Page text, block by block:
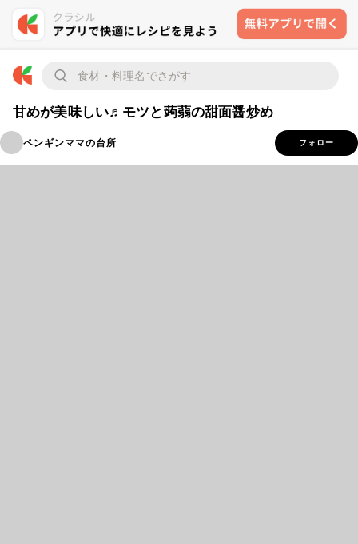
甘めが美味しい♬モツと蒟蒻の甜面醤炒め
ペンギンママの台所 フォロー